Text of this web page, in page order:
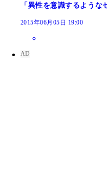
「異性を意識するような
2015年06月05日 19:00